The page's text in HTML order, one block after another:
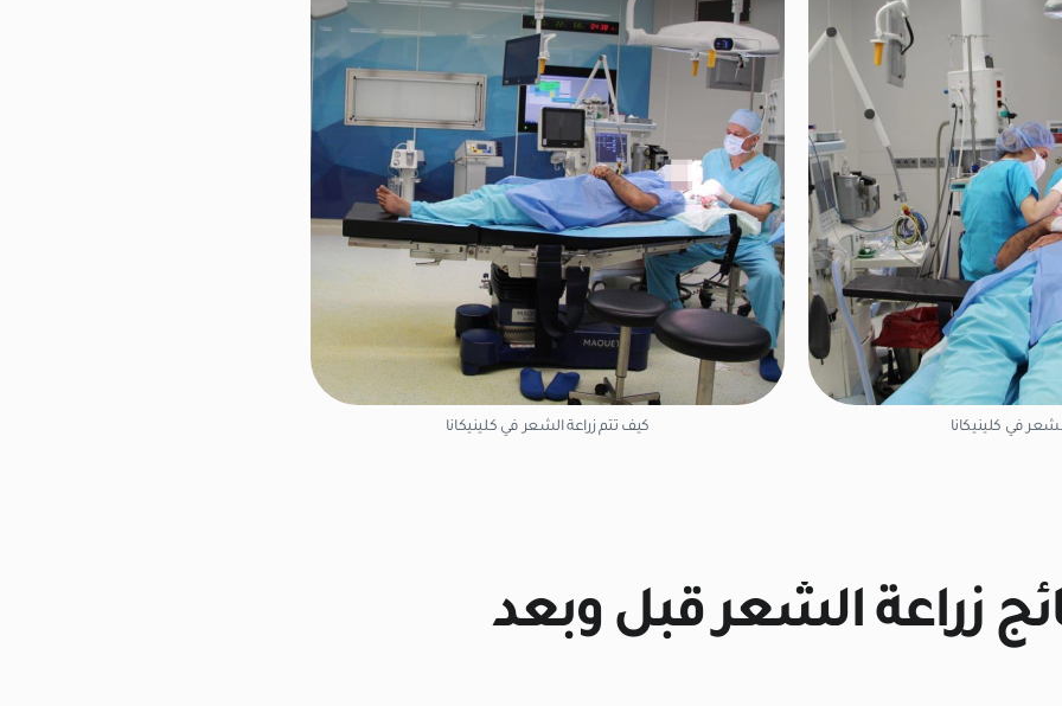
في كلينيكانا كيف تتم زراعة الشعر في كلينيكانا
زراعة الشعر قبل وبعد